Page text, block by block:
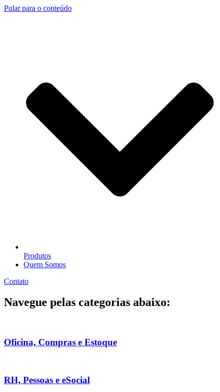
Pular para o conteúdo
Produtos
Quem Somos
Contato
Navegue pelas categorias abaixo:
Oficina, Compras e Estoque
RH, Pessoas e eSocial